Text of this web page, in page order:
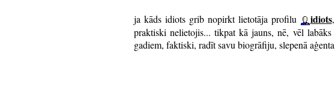
ja kāds idiots grib nopirkt lietotāja profilu idiots
praktiski nelietojis... tikpat kā jauns, nē, vēl
gadiem, faktiski, radīt savu biogrāfiju, slepenā